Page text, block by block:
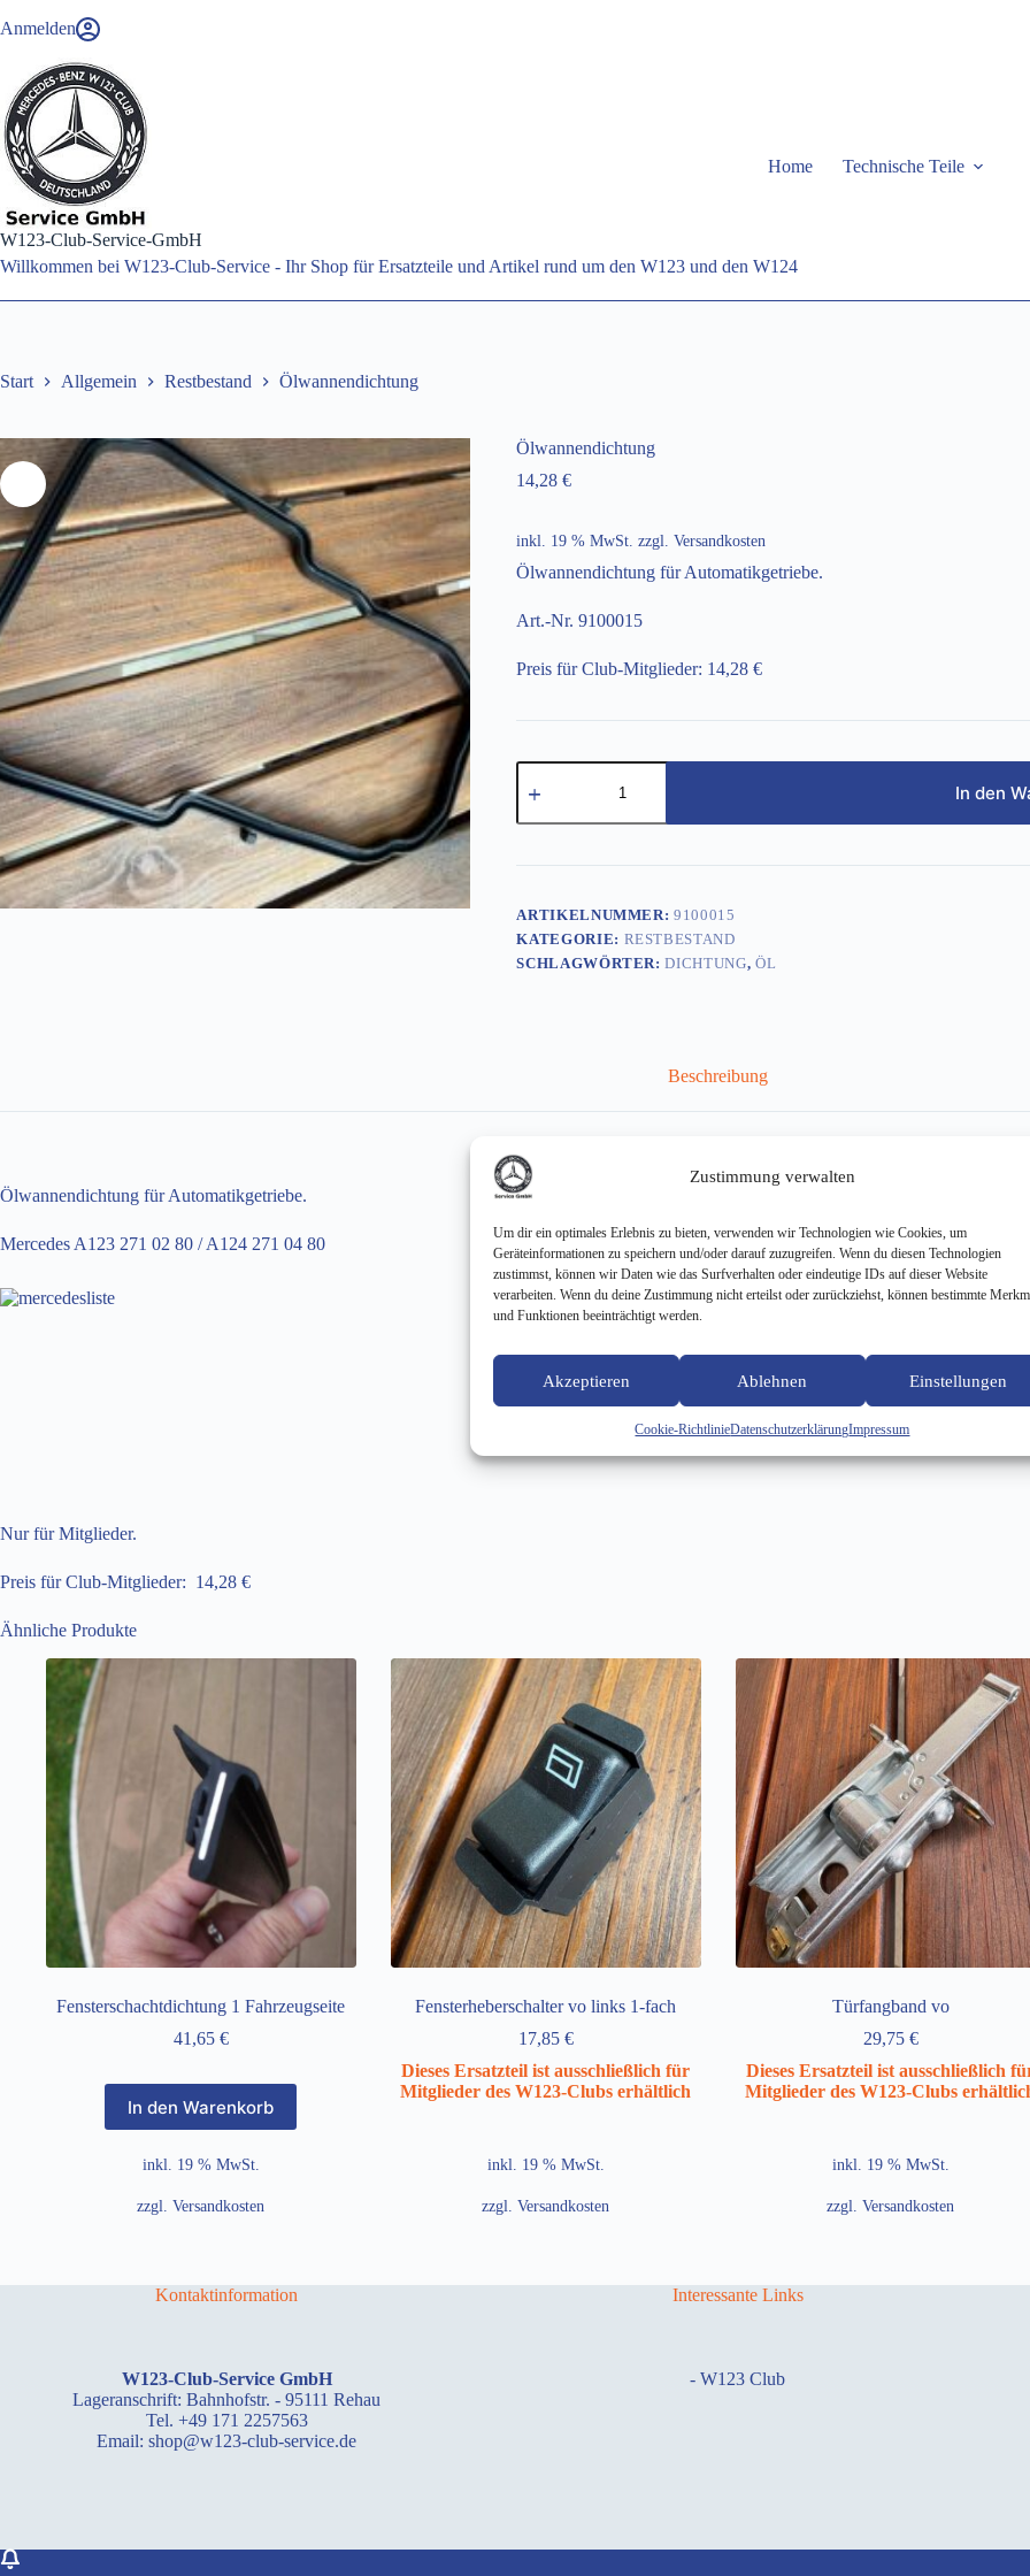
Zustimmung verwalten
Um dir ein optimales Erlebnis zu bieten, verwenden wir Technologien wie Cookies, um
Geräteinformationen zu speichern und/oder darauf zuzugreifen. Wenn du diesen Technologien
zustimmst, können wir Daten wie das Surfverhalten oder eindeutige IDs auf dieser Website
verarbeiten. Wenn du deine Zustimmung nicht erteilst oder zurückziehst, können bestimmte
und Funktionen beeinträchtigt werden.
Akzeptieren Ablehnen Einstellungen
Cookie-RichtlinieDatenschutzerklärungImpressum
Inhalt
Anmelden
W123-Club-Service-GmbH
Willkommen bei W123-Club-Service - Ihr Shop für Ersatzteile und Artikel rund um den W123 und den W124
Home Technische Teile
Start Allgemein Restbestand Ölwannendichtung
Ölwannendichtung
14,28€
inkl. 19 % MwSt. zzgl.Versandkosten
Ölwannendichtung für Automatikgetriebe.
Art.-Nr. 9100015
Preis für Club-Mitglieder: 14,28 €
Ölwannendichtung
Menge
In den
ARTIKELNUMMER:9100015
KATEGORIE: RESTBESTAND
SCHLAGWÖRTER:DICHTUNG, ÖL
Beschreibung
Ölwannendichtung für Automatikgetriebe.
Mercedes A123 271 02 80 / A124 271 04 80
Nur für Mitglieder.
Preis für Club-Mitglieder: 14,28 €
Ähnliche Produkte
Fensterschachtdichtung 1 Fahrzeugseite
41,65 €
In den Warenkorb
inkl. 19 % MwSt.
zzgl.Versandkosten
Fensterheberschalter vo links 1-fach
17,85 €
Dieses Ersatzteil ist ausschließlich für
Mitglieder des W123-Clubs erhältlich
inkl. 19 % MwSt.
zzgl.Versandkosten
Türfangband vo
29,75 €
Dieses Ersatzteil ist ausschließlich
Mitglieder des W123-Clubs
inkl. 19 % MwSt.
zzgl.Versandkosten
Kontaktinformation
W123-Club-Service GmbH
Lageranschrift: Bahnhofstr. - 95111 Rehau
Tel. +49 171 2257563
Email: shop@w123-club-service.de
Interessante Links
-W123 Club